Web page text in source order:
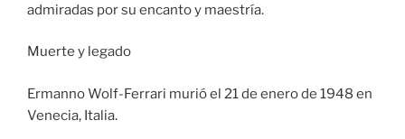
admiradas por su encanto y maestría.
Muerte y legado
Ermanno Wolf-Ferrari murió el 21 de enero de 1948 en
Venecia, Italia.